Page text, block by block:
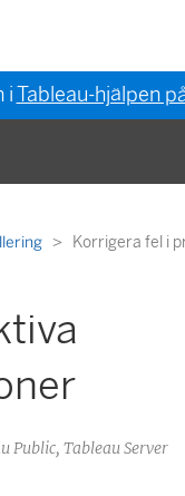
iTableau-hjälpen
Korrigera fel i
Public, Tableau Server